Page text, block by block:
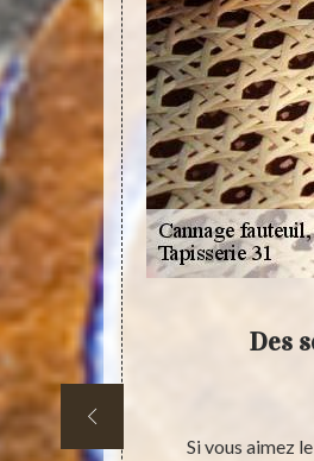
et
de
cannage de
Des
Si vous aimez